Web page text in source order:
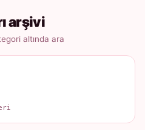
arşivi
altında ara